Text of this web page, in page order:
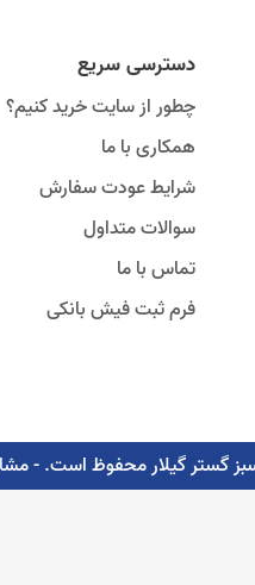
دسترسی سریع
چطور از سایت خرید کنیم؟
همکاری با ما
شرایط عودت سفارش
سوالات متداول
تماس با ما
فرم ثبت فیش بانکی